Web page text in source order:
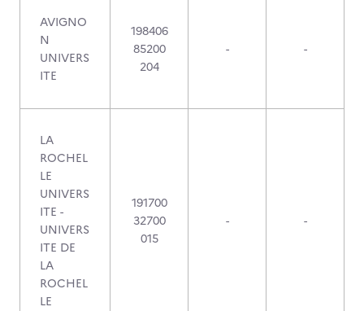
AVIGNO
N
UNIVERS
ITE
198406
85200
204
- -
LA
ROCHEL
LE
UNIVERS
ITE -
UNIVERS
ITE DE
LA
ROCHEL
LE
191700
32700
015
- -